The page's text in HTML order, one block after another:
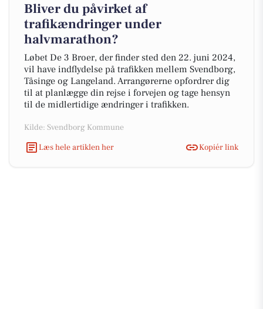
Bliver du påvirket af
trafikændringer under
halvmarathon?
Løbet De 3 Broer, der finder sted den 22. juni 2024,
vil have indflydelse på trafikken mellem Svendborg,
Tåsinge og Langeland. Arrangørerne opfordrer dig
til at planlægge din rejse i forvejen og tage hensyn
til de midlertidige ændringer i trafikken.
Kilde: Svendborg Kommune
Læs hele artiklen her
Kopiér link